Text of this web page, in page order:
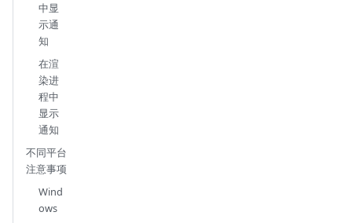
中显
示通
知
在渲
染进
程中
显示
通知
不同平台
注意事项
Wind
ows